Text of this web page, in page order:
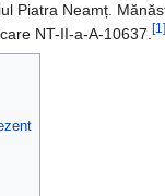
Piatra Neamț.
NT-II-a-A-10637.[1]